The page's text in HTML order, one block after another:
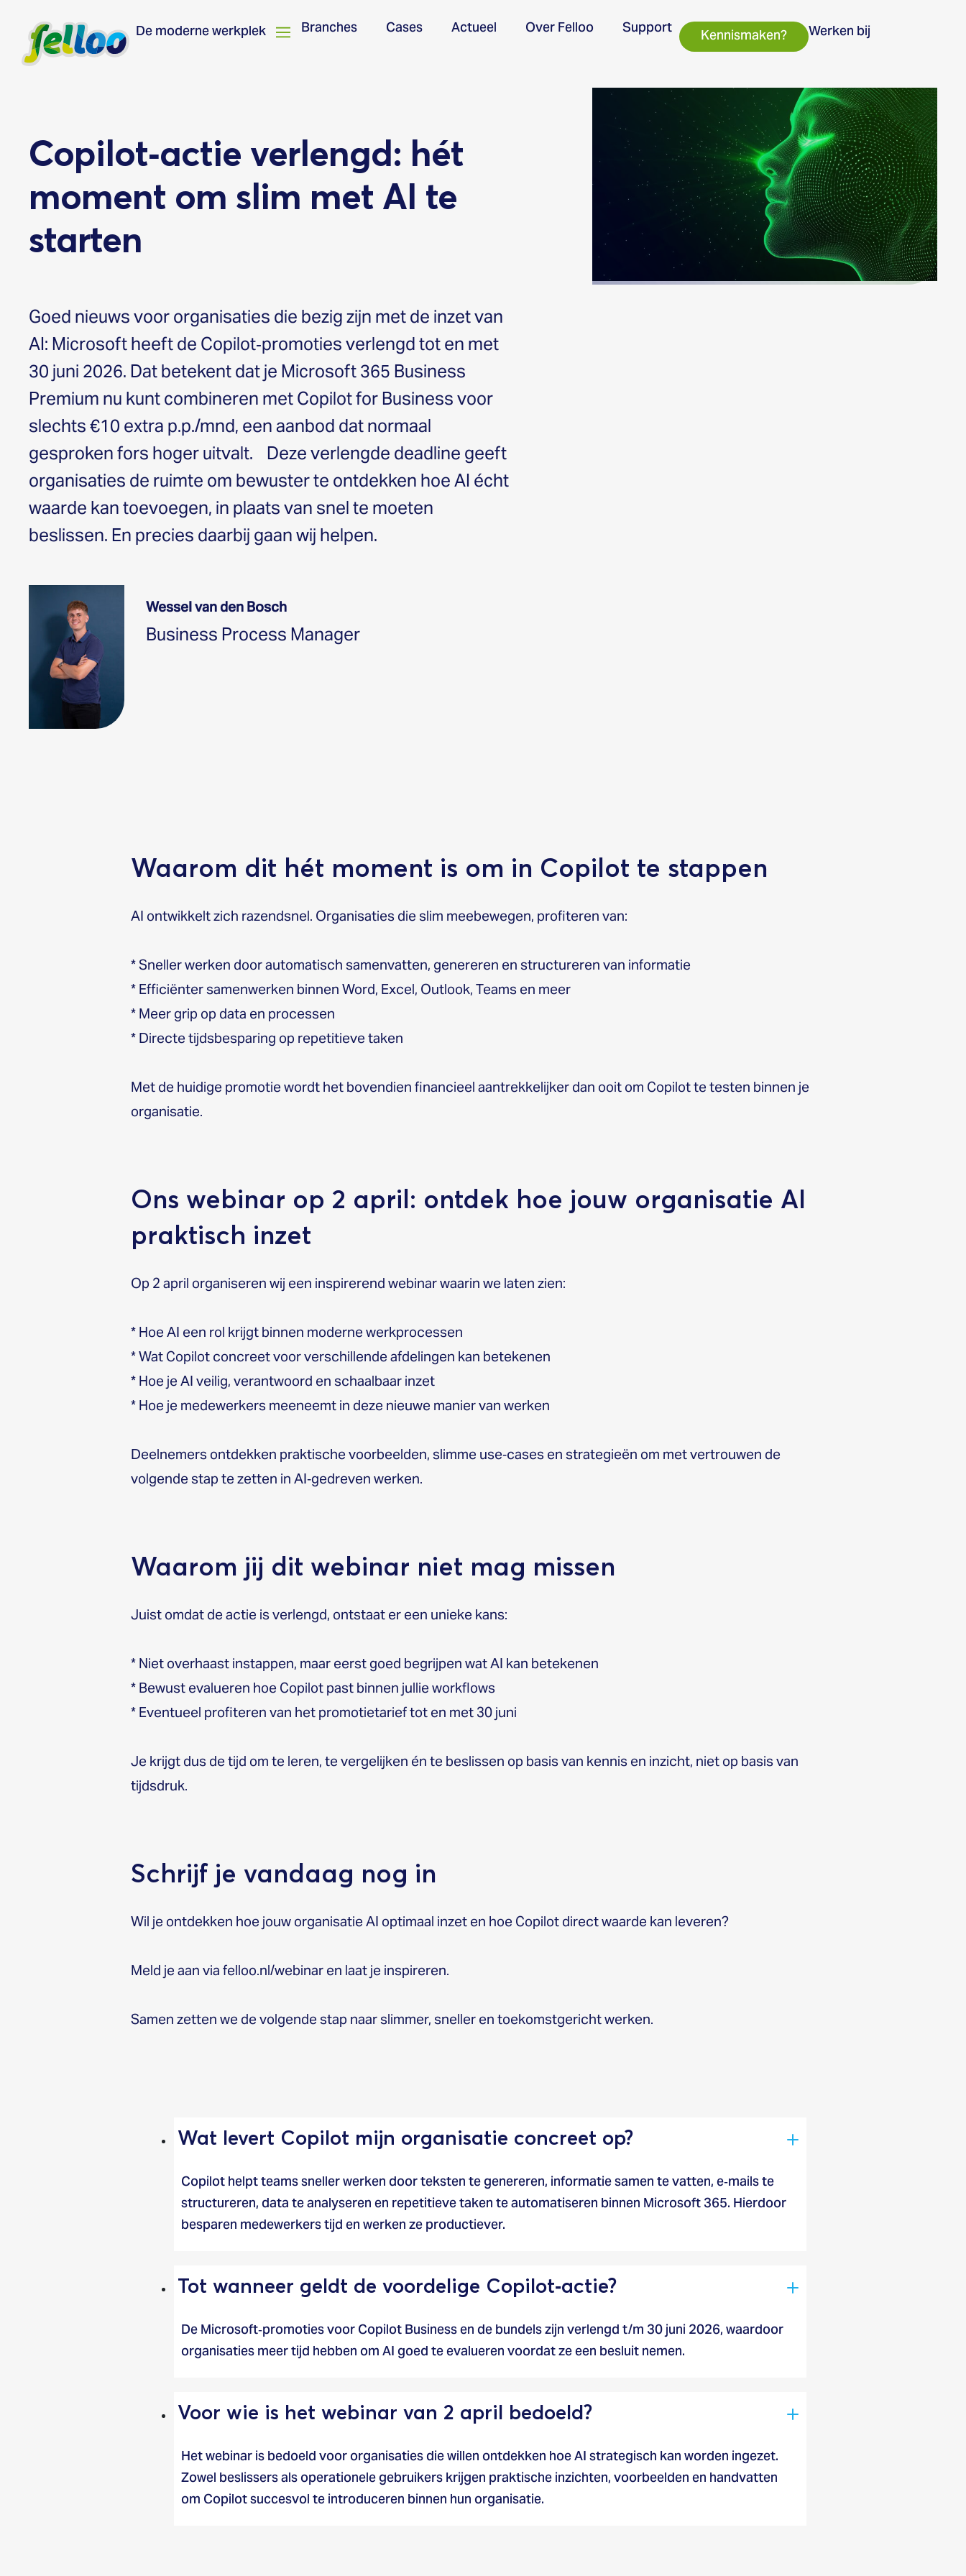
De moderne werkplek Branches Cases Actueel Over Felloo Support Kennismaken? Werken bij
Copilot‑actie verlengd: hét
moment om slim met AI te
starten
Goed nieuws voor organisaties die bezig zijn met de inzet van
AI: Microsoft heeft de Copilot‑promoties verlengd tot en met
30 juni 2026. Dat betekent dat je Microsoft 365 Business
Premium nu kunt combineren met Copilot for Business voor
slechts €10 extra p.p./mnd, een aanbod dat normaal
gesproken fors hoger uitvalt. Deze verlengde deadline geeft
organisaties de ruimte om bewuster te ontdekken hoe AI écht
waarde kan toevoegen, in plaats van snel te moeten
beslissen. En precies daarbij gaan wij helpen.
Wessel van den Bosch
Business Process Manager
Waarom dit hét moment is om in Copilot te stappen
AI ontwikkelt zich razendsnel. Organisaties die slim meebewegen, profiteren van:
* Sneller werken door automatisch samenvatten, genereren en structureren van informatie
* Efficiënter samenwerken binnen Word, Excel, Outlook, Teams en meer
* Meer grip op data en processen
* Directe tijdsbesparing op repetitieve taken
Met de huidige promotie wordt het bovendien financieel aantrekkelijker dan ooit om Copilot te testen binnen je
organisatie.
Ons webinar op 2 april: ontdek hoe jouw organisatie AI
praktisch inzet
Op 2 april organiseren wij een inspirerend webinar waarin we laten zien:
* Hoe AI een rol krijgt binnen moderne werkprocessen
* Wat Copilot concreet voor verschillende afdelingen kan betekenen
* Hoe je AI veilig, verantwoord en schaalbaar inzet
* Hoe je medewerkers meeneemt in deze nieuwe manier van werken
Deelnemers ontdekken praktische voorbeelden, slimme use‑cases en strategieën om met vertrouwen de
volgende stap te zetten in AI‑gedreven werken.
Waarom jij dit webinar niet mag missen
Juist omdat de actie is verlengd, ontstaat er een unieke kans:
* Niet overhaast instappen, maar eerst goed begrijpen wat AI kan betekenen
* Bewust evalueren hoe Copilot past binnen jullie workflows
* Eventueel profiteren van het promotietarief tot en met 30 juni
Je krijgt dus de tijd om te leren, te vergelijken én te beslissen op basis van kennis en inzicht, niet op basis van
tijdsdruk.
Schrijf je vandaag nog in
Wil je ontdekken hoe jouw organisatie AI optimaal inzet en hoe Copilot direct waarde kan leveren?
Meld je aan via felloo.nl/webinar en laat je inspireren.
Samen zetten we de volgende stap naar slimmer, sneller en toekomstgericht werken.
Wat levert Copilot mijn organisatie concreet op?
Copilot helpt teams sneller werken door teksten te genereren, informatie samen te vatten, e‑mails te
structureren, data te analyseren en repetitieve taken te automatiseren binnen Microsoft 365. Hierdoor
besparen medewerkers tijd en werken ze productiever.
Tot wanneer geldt de voordelige Copilot‑actie?
De Microsoft‑promoties voor Copilot Business en de bundels zijn verlengd t/m 30 juni 2026, waardoor
organisaties meer tijd hebben om AI goed te evalueren voordat ze een besluit nemen.
Voor wie is het webinar van 2 april bedoeld?
Het webinar is bedoeld voor organisaties die willen ontdekken hoe AI strategisch kan worden ingezet.
Zowel beslissers als operationele gebruikers krijgen praktische inzichten, voorbeelden en handvatten
om Copilot succesvol te introduceren binnen hun organisatie.